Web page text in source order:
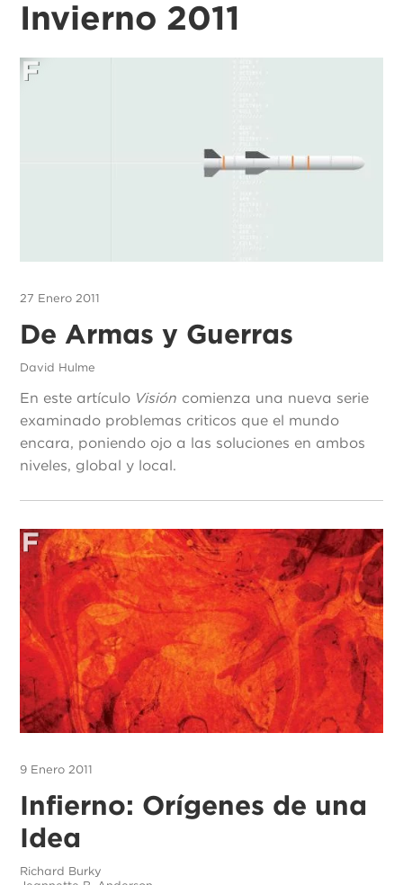
Invierno 2011
27 Enero 2011
De Armas y Guerras
David Hulme
En este artículo Visión comienza una nueva serie
examinado problemas criticos que el mundo
encara, poniendo ojo a las soluciones en ambos
niveles, global y local.
9 Enero 2011
Infierno: Orígenes de una
Idea
Richard Burky